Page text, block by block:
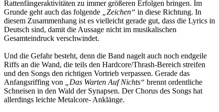
Rattenfängeraktivitäten zu immer größeren Erfolgen bringen. Im
Grunde geht auch das folgende
„Zeichen“ in diese Richtung. In
diesem Zusammenhang ist es vielleicht gerade gut, dass die Lyrics in
Deutsch sind, damit die Aussage nicht im musikalischen
Gesamteindruck verschwindet.
Und die Gefahr besteht, denn die Band nagelt auch noch endgeile
Riffs an die Wand, die teils den Hardcore/Thrash-Bereich streifen
und den Songs den richtigen Vortrieb verpassen. Gerade das
Anfangsriffing von
„Das Warten Auf Nichts“ brennt ordentliche
Schneisen in den Wald der Synapsen. Der Chorus des Songs hat
allerdings leichte Metalcore- Anklänge.